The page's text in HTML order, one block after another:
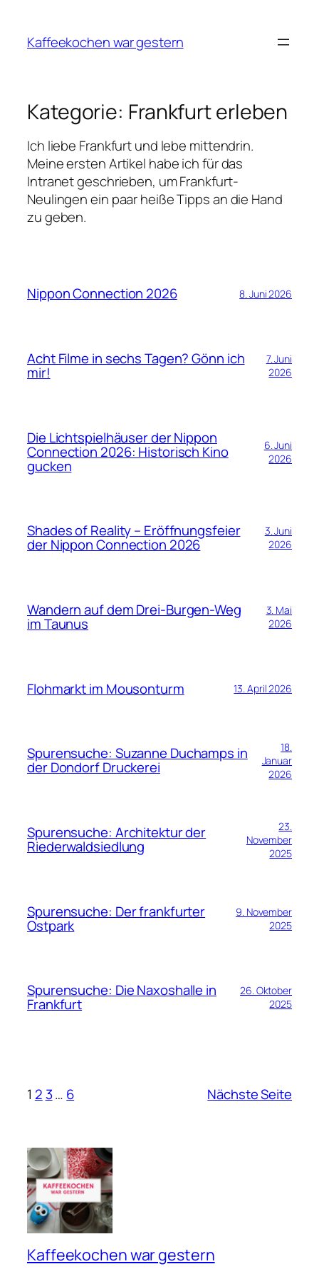
springen
Kaffeekochen war gestern
Kategorie: Frankfurt erleben
Ich liebe Frankfurt und lebe mittendrin.
Meine ersten Artikel habe ich für das
Intranet geschrieben, um Frankfurt-
Neulingen ein paar heiße Tipps an die Hand
zu geben.
Nippon Connection 2026 8. Juni 2026
Acht Filme in sechs Tagen? Gönn ich
mir!
7. Juni
2026
Die Lichtspielhäuser der Nippon
Connection 2026: Historisch Kino
gucken
6. Juni
2026
Shades of Reality – Eröffnungsfeier
der Nippon Connection 2026
3. Juni
2026
Wandern auf dem Drei-Burgen-Weg
im Taunus
3. Mai
2026
Flohmarkt im Mousonturm 13. April 2026
Spurensuche: Suzanne Duchamps in
der Dondorf Druckerei
18.
Januar
2026
Spurensuche: Architektur der
Riederwaldsiedlung
23.
November
2025
Spurensuche: Der frankfurter
Ostpark
9. November
2025
Spurensuche: Die Naxoshalle in
Frankfurt
26. Oktober
2025
1 2 3… 6 Nächste Seite
Kaffeekochen war gestern